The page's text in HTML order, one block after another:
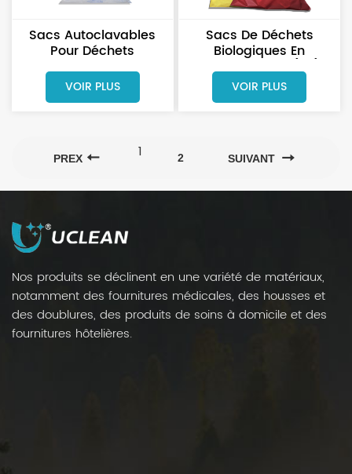
Sacs Autoclavables
Pour Déchets
Biologiques À Risque
Pour La Gestion Des
Déchets Stériles
VOIR PLUS
Sacs De Déchets
Biologiques En
Polypropylène (PP)
Imprimés Sur Mesure,
135 Degrés, Avec
VOIR PLUS
PREX 1 2 SUIVANT
Nos produits se déclinent en une variété de matériaux,
notamment des fournitures médicales, des housses et
des doublures, des produits de soins à domicile et des
fournitures hôtelières.